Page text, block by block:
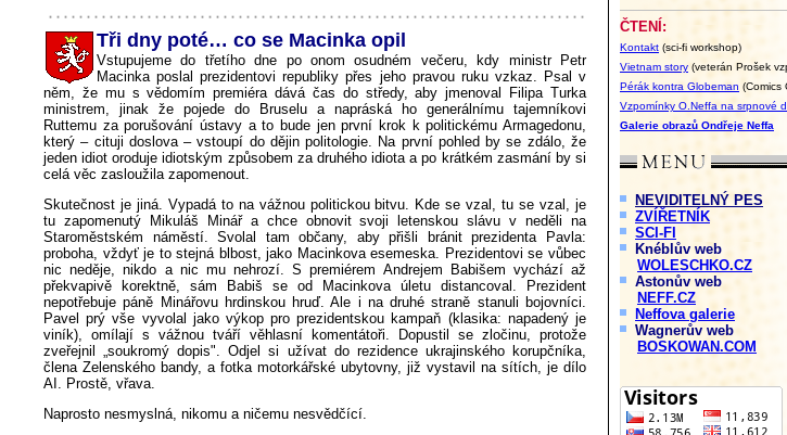
ČTENÍ:
Kontakt (sci-fi workshop)
Vietnam story (veterán Prošek
Pérák kontra Globeman (Comics
Vzpomínky O.Neffa na srpnové
Galerie obrazů Ondřeje Neffa
NEVIDITELNÝ PES
ZVÍŘETNÍK
SCI-FI
Knéblův web
WOLESCHKO.CZ
Astonův web
NEFF.CZ
Neffova galerie
Wagnerův web
BOSKOWAN.COM
Tři dny poté… co se Macinka opil
Vstupujeme do třetího dne po onom osudném večeru, kdy ministr Petr
Macinka poslal prezidentovi republiky přes jeho pravou ruku vzkaz. Psal v
něm, že mu s vědomím premiéra dává čas do středy, aby jmenoval Filipa Turka
ministrem, jinak že pojede do Bruselu a napráská ho generálnímu tajemníkovi
Ruttemu za porušování ústavy a to bude jen první krok k politickému Armagedonu,
který – cituji doslova – vstoupí do dějin politologie. Na první pohled by se zdálo, že
jeden idiot oroduje idiotským způsobem za druhého idiota a po krátkém zasmání by si
celá věc zasloužila zapomenout.
Skutečnost je jiná. Vypadá to na vážnou politickou bitvu. Kde se vzal, tu se vzal, je
tu zapomenutý Mikuláš Minář a chce obnovit svoji letenskou slávu v neděli na
Staroměstském náměstí. Svolal tam občany, aby přišli bránit prezidenta Pavla:
proboha, vždyť je to stejná blbost, jako Macinkova esemeska. Prezidentovi se vůbec
nic neděje, nikdo a nic mu nehrozí. S premiérem Andrejem Babišem vychází až
překvapivě korektně, sám Babiš se od Macinkova úletu distancoval. Prezident
nepotřebuje páně Minářovu hrdinskou hruď. Ale i na druhé straně stanuli bojovníci.
Pavel prý vše vyvolal jako výkop pro prezidentskou kampaň (klasika: napadený je
viník), omílají s vážnou tváří věhlasní komentátoři. Dopustil se zločinu, protože
zveřejnil „soukromý dopis". Odjel si užívat do rezidence ukrajinského korupčníka,
člena Zelenského bandy, a fotka motorkářské ubytovny, již vystavil na sítích, je dílo
AI. Prostě, vřava.
Naprosto nesmyslná, nikomu a ničemu nesvědčící.